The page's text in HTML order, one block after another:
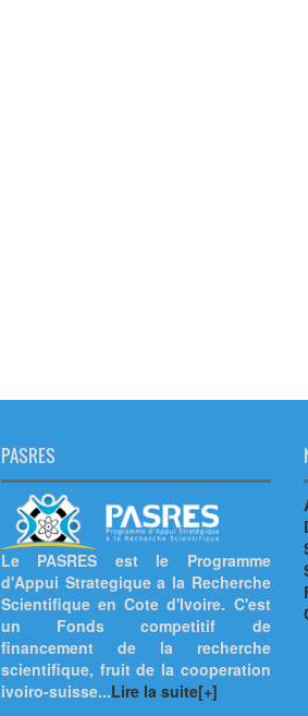
PASRES
Le PASRES est le Programme
d'Appui Strategique a la Recherche
Scientifique en Cote d'Ivoire. C'est
un Fonds competitif de
financement de la recherche
scientifique, fruit de la cooperation
ivoiro-suisse...Lire la suite[+]